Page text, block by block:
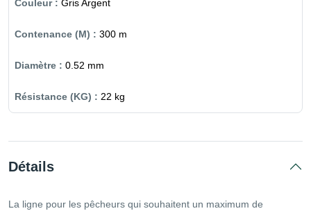
Gris Argent
300 m
0.52 mm
22 kg
Détails
La ligne pour les pêcheurs qui souhaitent un maximum de